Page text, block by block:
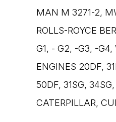
MAN M 3271-2,
ROLLS-ROYCE
G1, - G2, -G3, -G4,
ENGINES 20DF,
50DF, 31SG,
CATERPILLAR,